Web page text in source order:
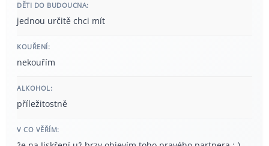
DĚTI DO BUDOUCNA:
jednou určitě chci mít
KOUŘENÍ:
nekouřím
ALKOHOL:
příležitostně
V CO VĚŘÍM: